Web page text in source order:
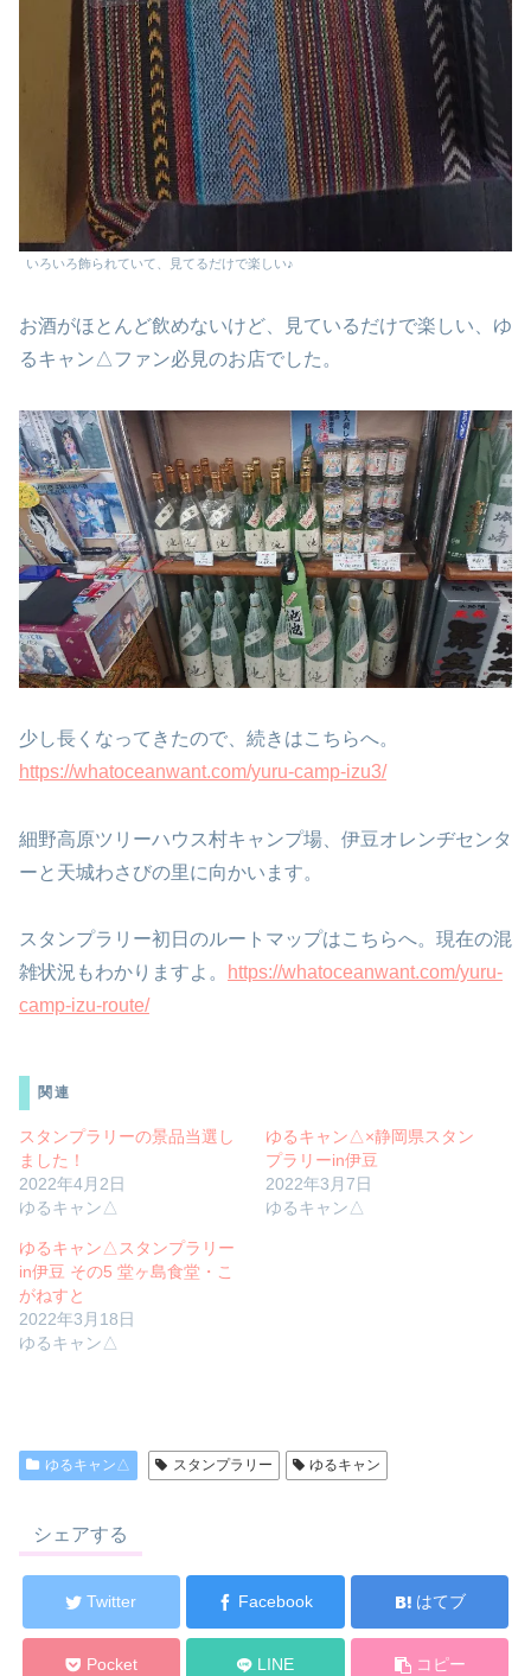
いろいろ飾られていて、見てるだけで楽しい♪
お酒がほとんど飲めないけど、見ているだけで楽しい、ゆ
るキャン△ファン必見のお店でした。
少し長くなってきたので、続きはこちらへ。
https://whatoceanwant.com/yuru-camp-izu3/
細野高原ツリーハウス村キャンプ場、伊豆オレンヂセンタ
ーと天城わさびの里に向かいます。
スタンプラリー初日のルートマップはこちらへ。現在の混
雑状況もわかりますよ。
https://whatoceanwant.com/yuru-
camp-izu-route/
関連
スタンプラリーの景品当選し
ました！
2022年4月2日
ゆるキャン△
ゆるキャン△×静岡県スタン
プラリーin伊豆
2022年3月7日
ゆるキャン△
ゆるキャン△スタンプラリー
in伊豆 その5 堂ヶ島食堂・こ
がねすと
2022年3月18日
ゆるキャン△
ゆるキャン△ スタンプラリー ゆるキャン
シェアする
Twitter Facebook はてブ
Pocket LINE コピー